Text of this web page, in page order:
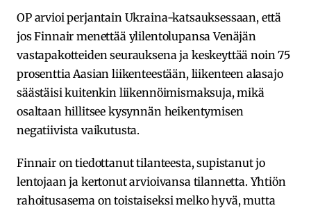
OP arvioi perjantain Ukraina-katsauksessaan, että
jos Finnair menettää ylilentolupansa Venäjän
vastapakotteiden seurauksena ja keskeyttää noin 75
prosenttia Aasian liikenteestään, liikenteen alasajo
säästäisi kuitenkin liikennöimismaksuja, mikä
osaltaan hillitsee kysynnän heikentymisen
negatiivista vaikutusta.
Finnair on tiedottanut tilanteesta, supistanut jo
lentojaan ja kertonut arvioivansa tilannetta. Yhtiön
rahoitusasema on toistaiseksi melko hyvä, mutta